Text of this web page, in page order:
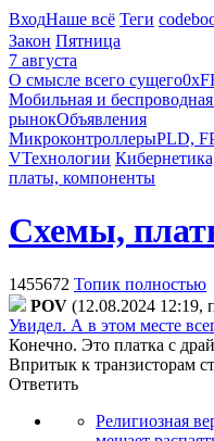
ВходНаше всё Теги
Закон Пятница
7 августа
О смысле всего сущего
Мобильная и беспроводная
рынокОбъявления
МикроконтроллерыPLD,
VТехнологии
платы, компоненты
Схемы,
1455672 Топик полностью
POV (12.08.2024 12:19,
Увидел. А в этом месте
Конечно. Это платка с
Впритык к транзисторам
Ответить
Религиозная